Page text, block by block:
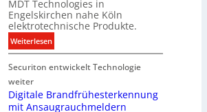
e
c
h
n
i
k
d
a
t
e
n
s
E
n
r
y
MDT Technologies in
Engelskirchen nahe Köln
elektrotechnische Produkte.
Weiterlesen:
N
e
e
r
Securiton entwickelt Technologie
weiter
Digitale Brandfrühesterkennung
mit Ansaugrauchmeldern